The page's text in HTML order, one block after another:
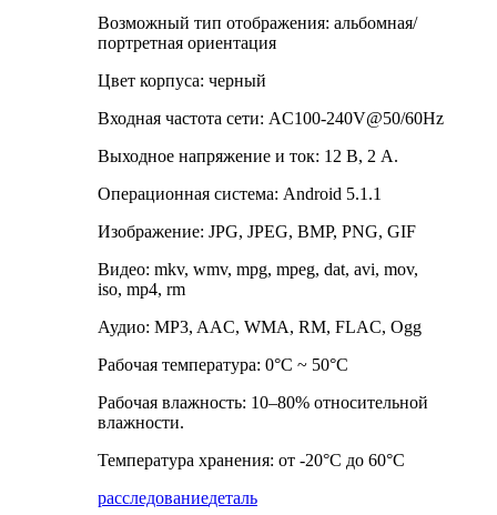
Возможный тип отображения: альбомная/
портретная ориентация
Цвет корпуса: черный
Входная частота сети: AC100-240V@50/60Hz
Выходное напряжение и ток: 12 В, 2 А.
Операционная система: Android 5.1.1
Изображение: JPG, JPEG, BMP, PNG, GIF
Видео: mkv, wmv, mpg, mpeg, dat, avi, mov,
iso, mp4, rm
Аудио: MP3, AAC, WMA, RM, FLAC, Ogg
Рабочая температура: 0°C ~ 50°C
Рабочая влажность: 10–80% относительной
влажности.
Температура хранения: от -20°C до 60°C
расследованиедеталь